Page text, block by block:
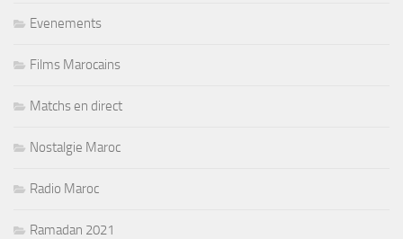
Evenements
Films Marocains
Matchs en direct
Nostalgie Maroc
Radio Maroc
Ramadan 2021